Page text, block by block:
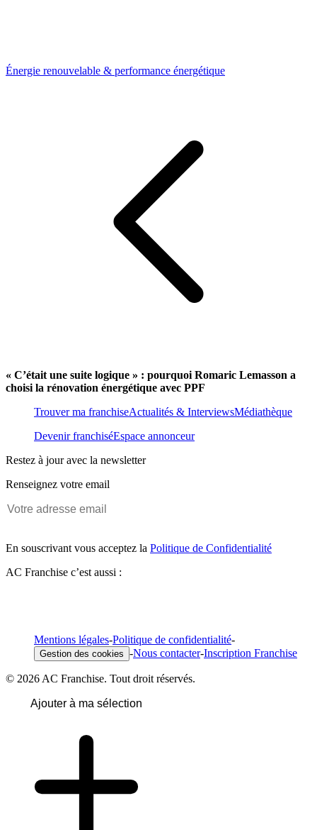
Énergie renouvelable & performance énergétique
« C’était une suite logique » : pourquoi Romaric Lemasson a
choisi la rénovation énergétique avec PPF
Trouver ma franchiseActualités & InterviewsMédiathèque
Devenir franchiséEspace annonceur
Restez à jour avec la newsletter
Renseignez votre email
En souscrivant vous acceptez la Politique de Confidentialité
AC Franchise c’est aussi :
Mentions légales-Politique de confidentialité-
Gestion des cookies -Nous contacter-Inscription Franchise
© 2026 AC Franchise. Tout droit réservés.
Ajouter à ma sélection